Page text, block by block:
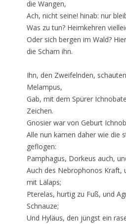
die Wangen,
Ach, nicht seine! hinab: nur
Was zu tun? Heimkehren
Oder sich bergen im Wald?
die Scham ihn.
Ihn, den Zweifelnden,
Melampus,
Gab, mit dem Spürer
Zeichen.
Gnosier war von Geburt
Alle nun kamen daher wie die
geflogen:
Pamphagus, Dorkeus auch,
Auch des Nebrophonos Kraft,
mit Lälaps;
Pterelas, hurtig zu Fuß, und
Schnauze;
Und Hyläus, den jüngst ein